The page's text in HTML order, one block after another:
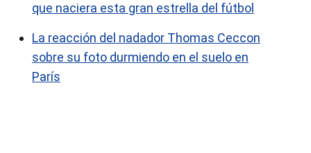
que naciera esta gran estrella del fútbol
La reacción del nadador Thomas Ceccon
sobre su foto durmiendo en el suelo en
París